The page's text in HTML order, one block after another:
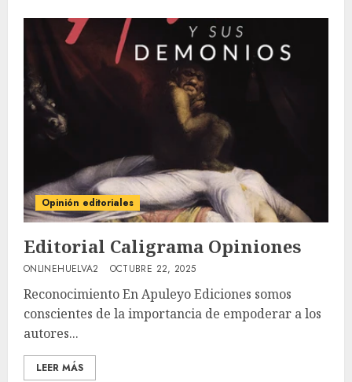
Opinión editoriales
Editorial Caligrama Opiniones
ONLINEHUELVA2 OCTUBRE 22, 2025
Reconocimiento En Apuleyo Ediciones somos
conscientes de la importancia de empoderar a los
autores...
LEER MÁS